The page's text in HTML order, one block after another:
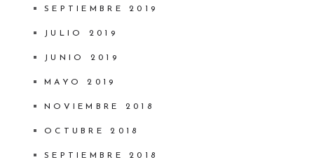
SEPTIEMBRE 2019
JULIO 2019
JUNIO 2019
MAYO 2019
NOVIEMBRE 2018
OCTUBRE 2018
SEPTIEMBRE 2018